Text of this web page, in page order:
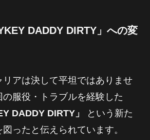
DADDY DIRTY」への変
リアは決して平坦ではありませ
服役・トラブルを経験した
DADDY DIRTY」
という新た
ったと伝えられています。